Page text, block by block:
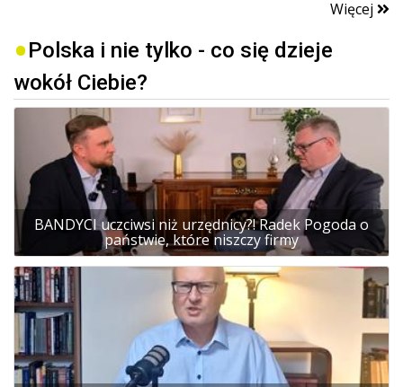
Więcej
Polska i nie tylko - co się dzieje
wokół Ciebie?
BANDYCI uczciwsi niż urzędnicy?! Radek Pogoda o
państwie, które niszczy firmy